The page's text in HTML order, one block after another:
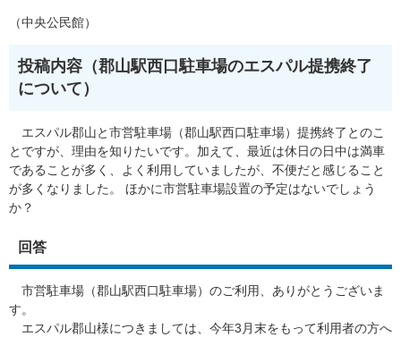
（中央公民館）
投稿内容（郡山駅西口駐車場のエスパル提携終了
について）
エスパル郡山と市営駐車場（郡山駅西口駐車場）提携終了とのこ
とですが、理由を知りたいです。加えて、最近は休日の日中は満車
であることが多く、よく利用していましたが、不便だと感じること
が多くなりました。 ほかに市営駐車場設置の予定はないでしょう
か？
回答
市営駐車場（郡山駅西口駐車場）のご利用、ありがとうございま
す。
エスパル郡山様につきましては、今年3月末をもって利用者の方へ